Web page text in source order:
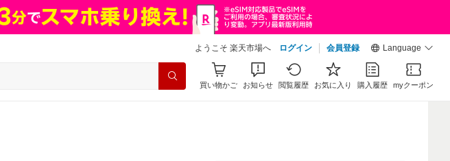
ようこそ 楽天市場へ ログイン 会員登録 Language
買い物かご お知らせ 閲覧履歴 お気に入り 購入履歴 myクーポン